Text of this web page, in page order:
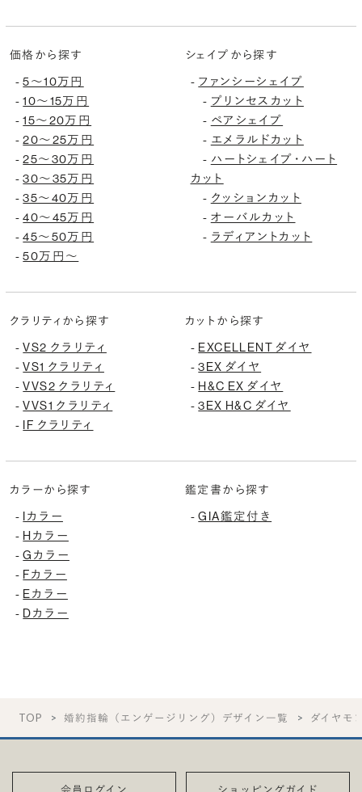
価格から探す
-5〜10万円
-10〜15万円
-15〜20万円
-20〜25万円
-25〜30万円
-30〜35万円
-35〜40万円
-40〜45万円
-45〜50万円
-50万円〜
シェイプから探す
- ファンシーシェイプ
- プリンセスカット
- ペアシェイプ
- エメラルドカット
- ハートシェイプ・ハート
カット
- クッションカット
- オーバルカット
- ラディアントカット
クラリティから探す
-VS2 クラリティ
-VS1 クラリティ
-VVS2 クラリティ
-VVS1 クラリティ
-
IF クラリティ
カットから探す
- EXCELLENT ダイヤ
-3EX ダイヤ
- H&C EX ダイヤ
-3EX H&C ダイヤ
カラーから探す
-
Iカラー
- Hカラー
-Gカラー
- Fカラー
- Eカラー
- Dカラー
鑑定書から探す
-GIA鑑定付き
TOP 婚約指輪（エンゲージリング）デザイン一覧 ダイヤモ
会員ログイン ショッピングガイド